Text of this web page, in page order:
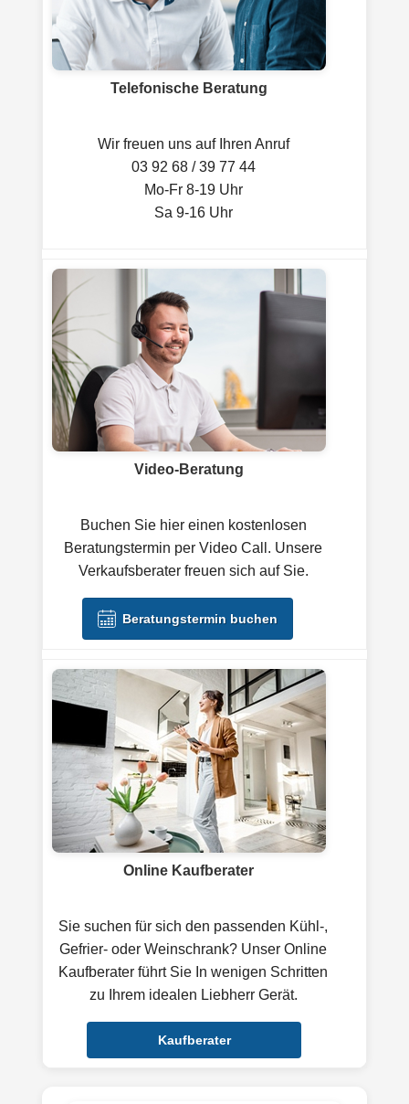
Telefonische Beratung
Wir freuen uns auf Ihren Anruf
03 92 68 / 39 77 44
Mo-Fr 8-19 Uhr
Sa 9-16 Uhr
Video-Beratung
Buchen Sie hier einen kostenlosen
Beratungstermin per Video Call. Unsere
Verkaufsberater freuen sich auf Sie.
Beratungstermin buchen
Online Kaufberater
Sie suchen für sich den passenden Kühl-,
Gefrier- oder Weinschrank? Unser Online
Kaufberater führt Sie In wenigen Schritten
zu Ihrem idealen Liebherr Gerät.
Kaufberater